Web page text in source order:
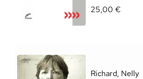
25,00 €
Richard, Nelly